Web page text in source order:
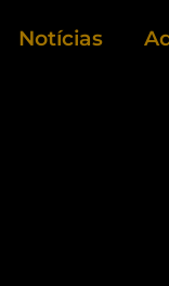
Notícias